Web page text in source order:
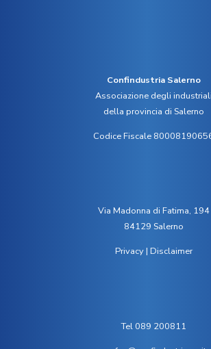
Confindustria Salerno
Associazione degli industriali
della provincia di Salerno
Codice Fiscale
Via Madonna di Fatima, 194
84129 Salerno
Privacy| Disclaimer
Tel 089 200811